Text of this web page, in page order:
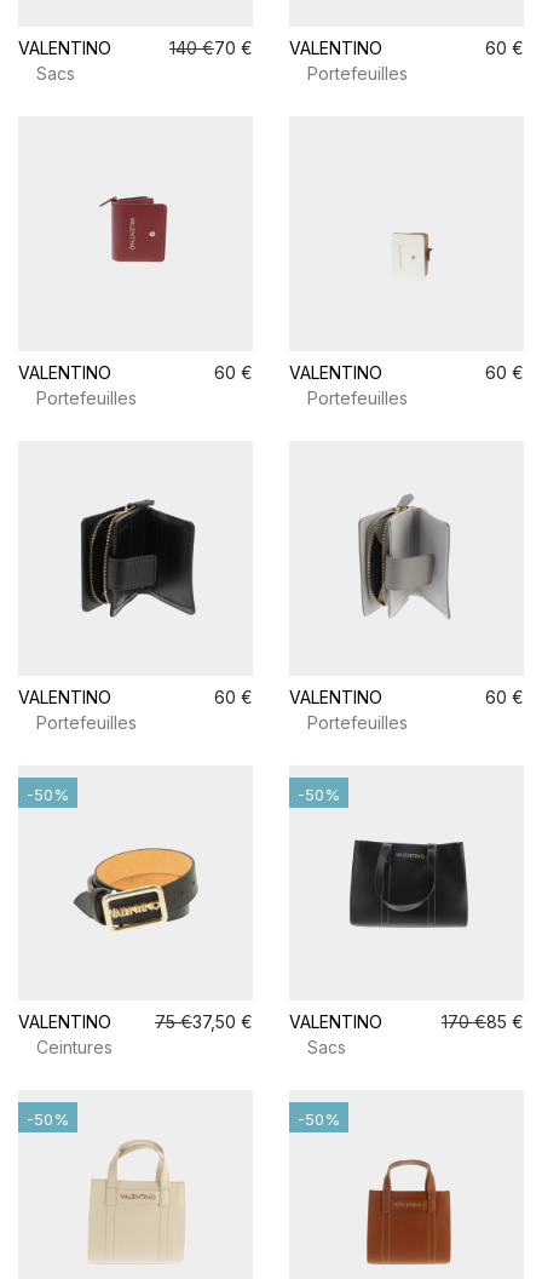
VALENTINO 140 €70 €
Sacs
VALENTINO
60 €
Portefeuilles
VALENTINO
60 €
Portefeuilles
VALENTINO
60 €
Portefeuilles
VALENTINO
60 €
Portefeuilles
VALENTINO
60 €
Portefeuilles
VALENTINO 75 €37,50 €
Ceintures
-50%
VALENTINO 170 €85 €
Sacs
-50%
-50% -50%